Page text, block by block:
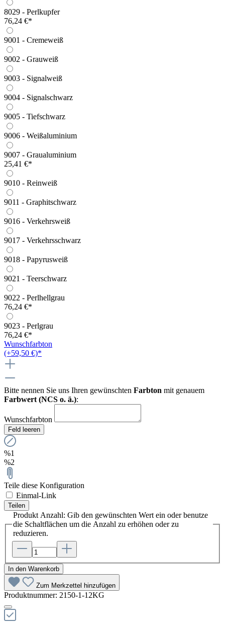
8029 - Perlkupfer
76,24 €*
9001 - Cremeweiß
9002 - Grauweiß
9003 - Signalweiß
9004 - Signalschwarz
9005 - Tiefschwarz
9006 - Weißaluminium
9007 - Graualuminium
25,41 €*
9010 - Reinweiß
9011 - Graphitschwarz
9016 - Verkehrsweiß
9017 - Verkehrsschwarz
9018 - Papyrusweiß
9021 - Teerschwarz
9022 - Perlhellgrau
76,24 €*
9023 - Perlgrau
76,24 €*
Wunschfarbton
(+59,50 €)*
Bitte nennen Sie uns Ihren gewünschten Farbton mit genauem
Farbwert (NCS o. ä.):
Wunschfarbton
Feld leeren
%1
%2
Teile diese Konfiguration
Einmal-Link
Teilen
Produkt Anzahl: Gib den gewünschten Wert ein oder benutze
die Schaltflächen um die Anzahl zu erhöhen oder zu
reduzieren.
In den Warenkorb
Zum Merkzettel hinzufügen
Produktnummer: 2150-1-12KG